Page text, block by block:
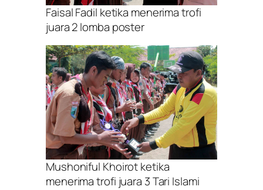
Faisal Fadil ketika menerima trofi
juara 2 lomba poster
Mushoniful Khoirot ketika
menerima trofi juara 3 Tari Islami